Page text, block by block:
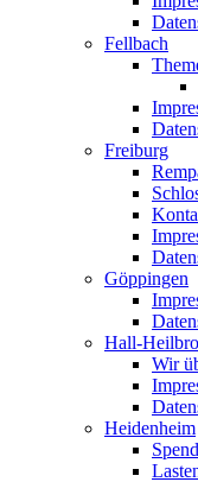
Fellbach
Freiburg
Göppingen
Hall-
Wir
Heidenheim